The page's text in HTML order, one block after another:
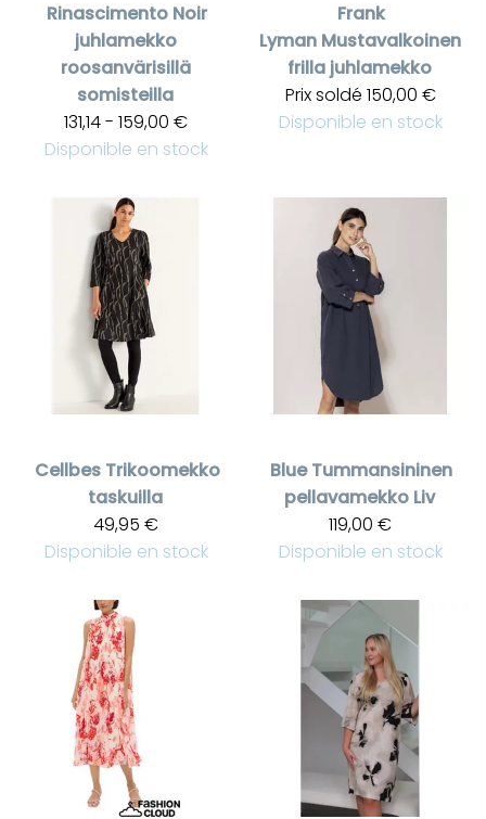
Rinascimento Noir
juhlamekko
roosanvärisillä
somisteilla
131,14 - 159,00 €
Disponible en stock
Frank
Lyman Mustavalkoinen
frilla juhlamekko
Prix soldé 150,00 €
Disponible en stock
Cellbes Trikoomekko
taskuilla
49,95 €
Disponible en stock
Blue Tummansininen
pellavamekko Liv
119,00 €
Disponible en stock